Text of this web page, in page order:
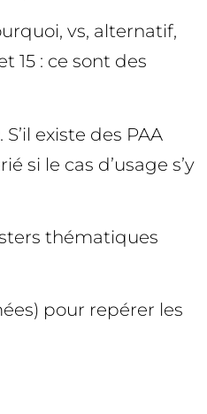
vs, alternatif,
15 : ce sont des
existe des PAA
si le cas d’usage s’y
thématiques
pour repérer les